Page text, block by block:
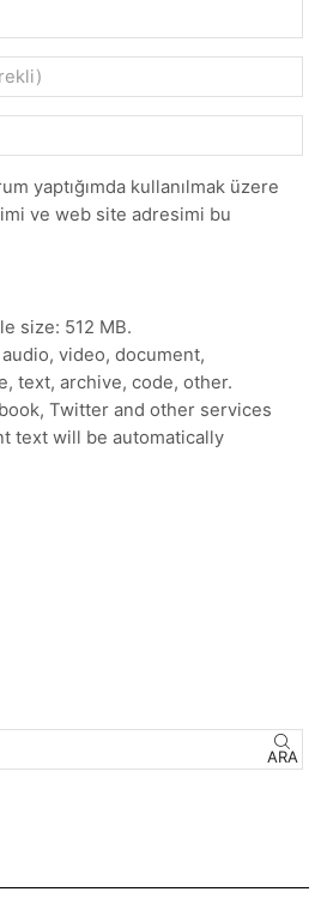
yaptığımda kullanılmak üzere
ve web site adresimi bu
size: 512 MB.
audio, video, document,
, text, archive, code, other.
Twitter and other services
text will be automatically
ARA